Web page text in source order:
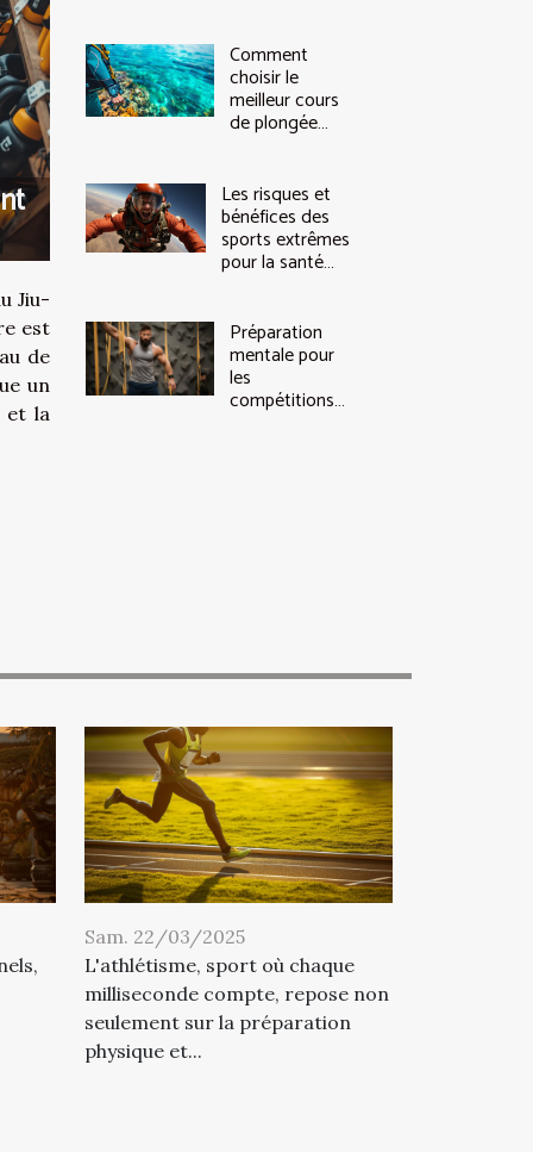
Jiu-
est
de
un
et la
Comment
choisir le
meilleur cours
de plongée
Les risques et
bénéfices des
sports extrêmes
pour la santé
Préparation
mentale pour
les
compétitions
Sam. 22/03/2025
L'athlétisme, sport où chaque
milliseconde compte, repose non
seulement sur la préparation
physique et...